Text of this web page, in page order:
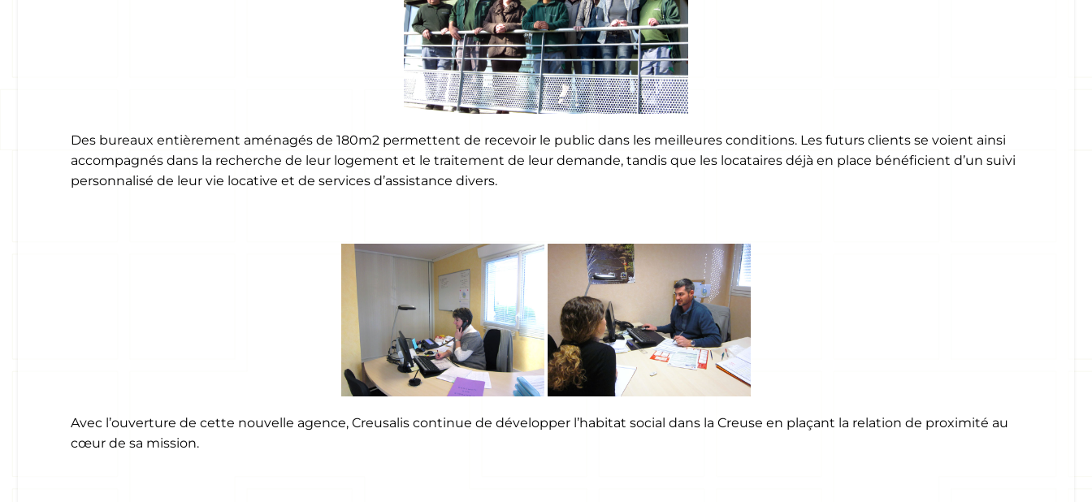
Des bureaux entièrement aménagés de 180m2 permettent de recevoir le public dans les meilleures conditions. Les futurs clients se voient ainsi
accompagnés dans la recherche de leur logement et le traitement de leur demande, tandis que les locataires déjà en place bénéficient d’un suivi
personnalisé de leur vie locative et de services d’assistance divers.
Avec l’ouverture de cette nouvelle agence, Creusalis continue de développer l’habitat social dans la Creuse en plaçant la relation de proximité au
cœur de sa mission.